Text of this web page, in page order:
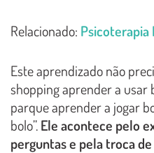
Relacionado:
Este aprendizado não
shopping aprender a usar
parque aprender a jogar
bolo”.Ele acontece pelo
perguntas e pela troca